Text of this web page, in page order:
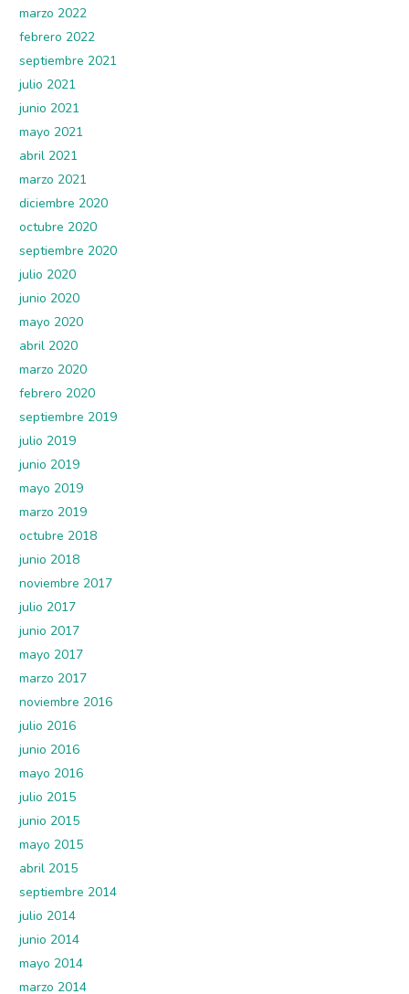
marzo 2022
febrero 2022
septiembre 2021
julio 2021
junio 2021
mayo 2021
abril 2021
marzo 2021
diciembre 2020
octubre 2020
septiembre 2020
julio 2020
junio 2020
mayo 2020
abril 2020
marzo 2020
febrero 2020
septiembre 2019
julio 2019
junio 2019
mayo 2019
marzo 2019
octubre 2018
junio 2018
noviembre 2017
julio 2017
junio 2017
mayo 2017
marzo 2017
noviembre 2016
julio 2016
junio 2016
mayo 2016
julio 2015
junio 2015
mayo 2015
abril 2015
septiembre 2014
julio 2014
junio 2014
mayo 2014
marzo 2014